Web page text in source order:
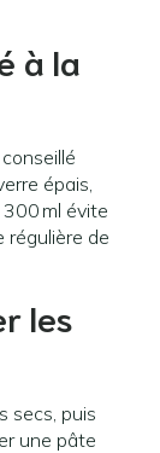
à la
épais,
300 ml évite
régulière de
les
secs, puis
une pâte